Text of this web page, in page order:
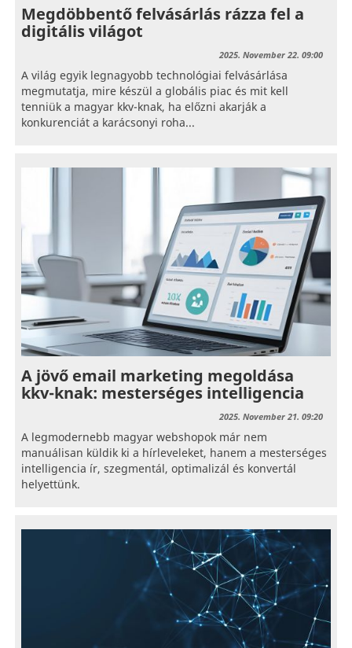
Megdöbbentő felvásárlás rázza fel a
digitális világot
2025. November 22. 09:00
A világ egyik legnagyobb technológiai felvásárlása
megmutatja, mire készül a globális piac és mit kell
tenniük a magyar kkv-knak, ha előzni akarják a
konkurenciát a karácsonyi roha...
A jövő email marketing megoldása
kkv-knak: mesterséges intelligencia
2025. November 21. 09:20
A legmodernebb magyar webshopok már nem
manuálisan küldik ki a hírleveleket, hanem a mesterséges
intelligencia ír, szegmentál, optimalizál és konvertál
helyettünk.